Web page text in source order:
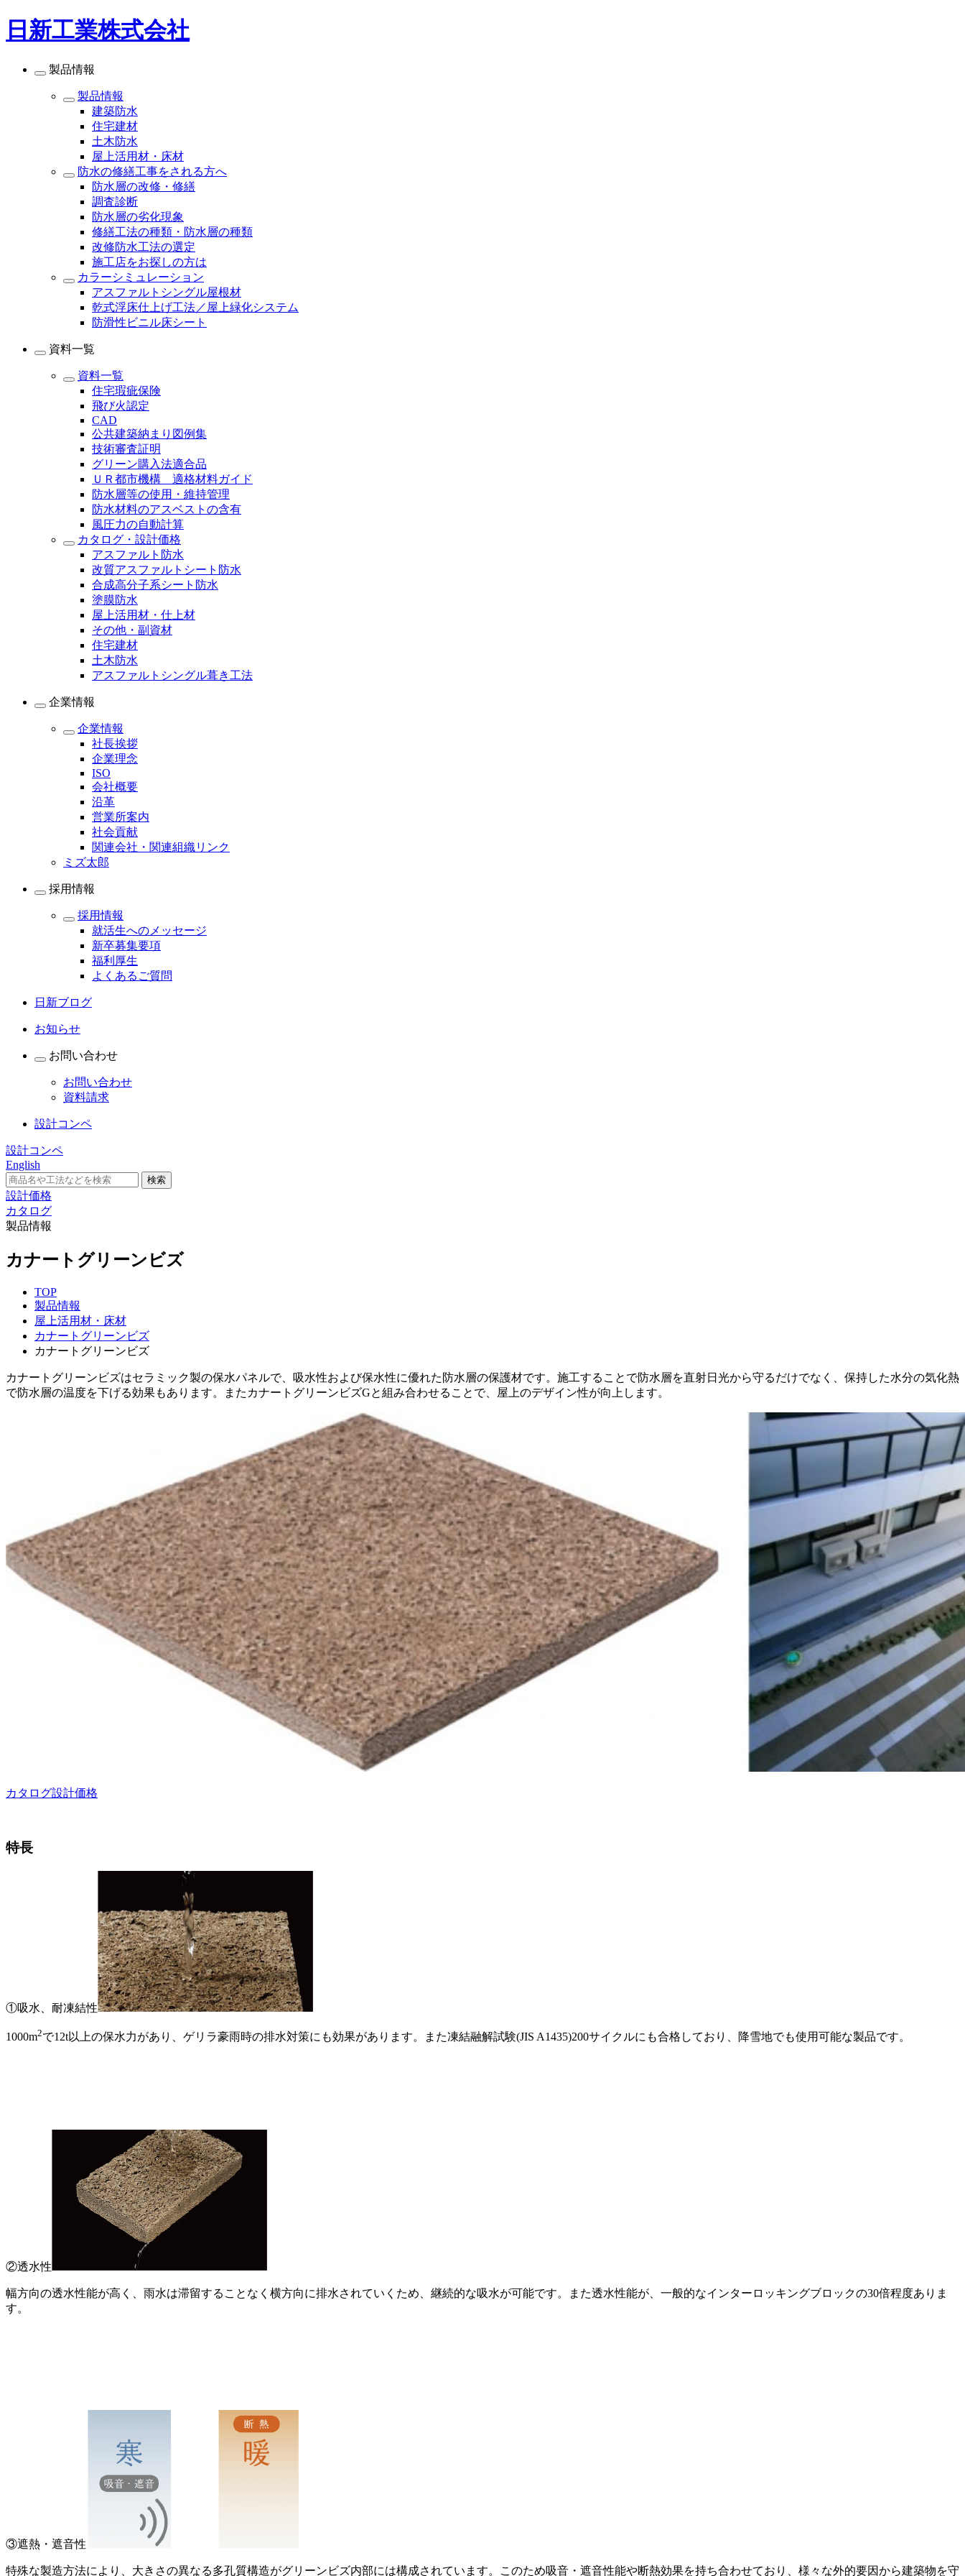
日新工業株式会社
製品情報
製品情報
建築防水
住宅建材
土木防水
屋上活用材・床材
防水の修繕工事をされる方へ
防水層の改修・修繕
調査診断
防水層の劣化現象
修繕工法の種類・防水層の種類
改修防水工法の選定
施工店をお探しの方は
カラーシミュレーション
アスファルトシングル屋根材
乾式浮床仕上げ工法／屋上緑化システム
防滑性ビニル床シート
資料一覧
資料一覧
住宅瑕疵保険
飛び火認定
CAD
公共建築納まり図例集
技術審査証明
グリーン購入法適合品
ＵＲ都市機構 適格材料ガイド
防水層等の使用・維持管理
防水材料のアスベストの含有
風圧力の自動計算
カタログ・設計価格
アスファルト防水
改質アスファルトシート防水
合成高分子系シート防水
塗膜防水
屋上活用材・仕上材
その他・副資材
住宅建材
土木防水
アスファルトシングル葺き工法
企業情報
企業情報
社長挨拶
企業理念
ISO
会社概要
沿革
営業所案内
社会貢献
関連会社・関連組織リンク
ミズ太郎
採用情報
採用情報
就活生へのメッセージ
新卒募集要項
福利厚生
よくあるご質問
日新ブログ
お知らせ
お問い合わせ
お問い合わせ
資料請求
設計コンペ
設計コンペ
English
設計価格
カタログ
製品情報
カナートグリーンビズ
TOP
製品情報
屋上活用材・床材
カナートグリーンビズ
カナートグリーンビズ
カナートグリーンビズはセラミック製の保水パネルで、吸水性および保水性に優れた防水層の保護材です。施工することで防水層を直射日光から守るだけでなく、保持した水分の気化熱
で防水層の温度を下げる効果もあります。またカナートグリーンビズGと組み合わせることで、屋上のデザイン性が向上します。
カタログ設計価格
特長
①吸水、耐凍結性
1000m2で12t以上の保水力があり、ゲリラ豪雨時の排水対策にも効果があります。また凍結融解試験(JIS A1435)200サイクルにも合格しており、降雪地でも使用可能な製品です。
②透水性
幅方向の透水性能が高く、雨水は滞留することなく横方向に排水されていくため、継続的な吸水が可能です。また透水性能が、一般的なインターロッキングブロックの30倍程度ありま
す。
③遮熱・遮音性
特殊な製造方法により、大きさの異なる多孔質構造がグリーンビズ内部には構成されています。このため吸音・遮音性能や断熱効果を持ち合わせており、様々な外的要因から建築物を守